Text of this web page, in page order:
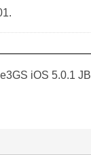
iOS 5.0.1 JB